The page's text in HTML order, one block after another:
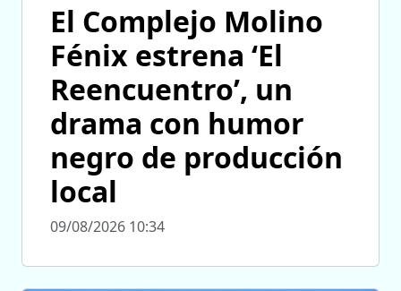
El Complejo Molino
Fénix estrena ‘El
Reencuentro’, un
drama con humor
negro de producción
local
09/08/2026 10:34